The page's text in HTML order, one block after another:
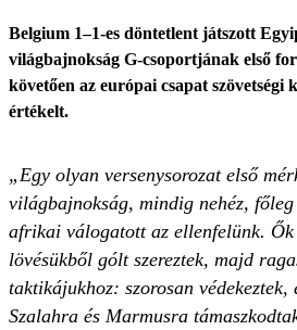
Belgium 1–1-es döntetlent játszott
világbajnokság G-csoportjának első
követően az európai csapat
értékelt.
„Egy olyan versenysorozat első
világbajnokság, mindig nehéz,
afrikai válogatott az ellenfelünk.
lövésükből gólt szereztek, majd
taktikájukhoz: szorosan
Szalahra és Marmusra